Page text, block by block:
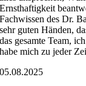
Ernsthaftigkeit
Fachwissen des Dr.
sehr guten Händen,
das gesamte Team,
habe mich zu jeder
05.08.2025